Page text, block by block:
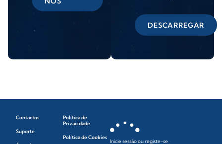
DESCARREGAR
Contactos
Suporte
Política de
Privacidade
Política de Cookies
Inicie sessão ou registe-se